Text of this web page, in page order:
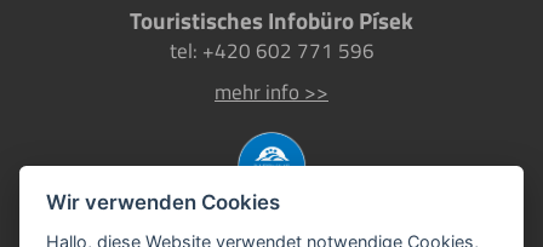
Touristisches Infobüro Písek
tel: +420 602 771 596
mehr info >>
Wir verwenden Cookies
Hallo, diese Website verwendet notwendige Cookies,